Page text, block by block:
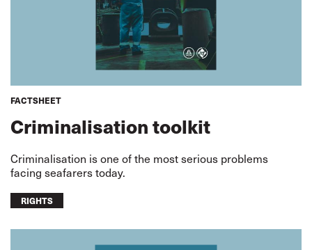
FACTSHEET
Criminalisation toolkit
Criminalisation is one of the most serious problems
facing seafarers today.
RIGHTS